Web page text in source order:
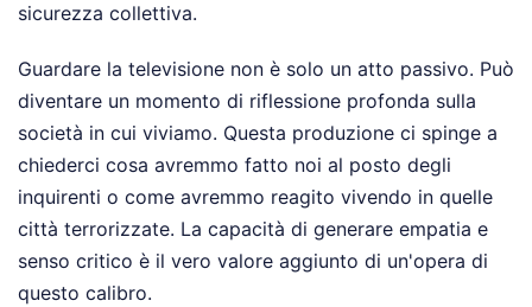
sicurezza collettiva.
Guardare la televisione non è solo un atto passivo. Può
diventare un momento di riflessione profonda sulla
società in cui viviamo. Questa produzione ci spinge a
chiederci cosa avremmo fatto noi al posto degli
inquirenti o come avremmo reagito vivendo in quelle
città terrorizzate. La capacità di generare empatia e
senso critico è il vero valore aggiunto di un'opera di
questo calibro.